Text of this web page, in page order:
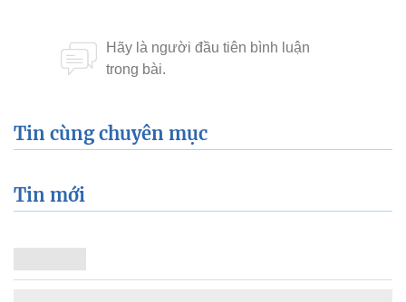
Tin cùng chuyên mục
Tin mới